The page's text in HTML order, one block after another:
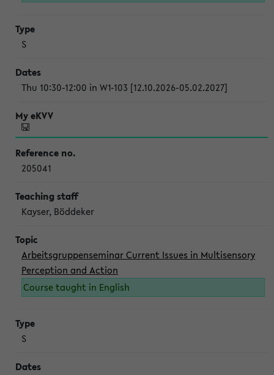
S
Thu 10:30-12:00 in W1-103 [12.10.2026-05.02.2027]
205041
Kayser, Böddeker
Arbeitsgruppenseminar Current Issues in Multisensory
Perception and Action
Course taught in English
S